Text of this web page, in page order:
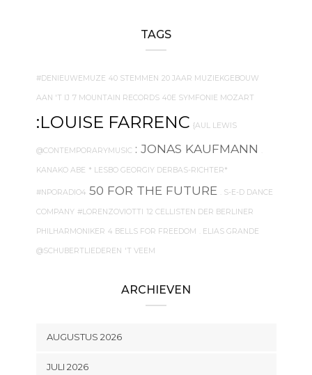
TAGS
#DENIEUWEMUZE 40 STEMMEN 20 JAAR MUZIEKGEBOUW
AAN 'T IJ 7 MOUNTAIN RECORDS 40E SYMFONIE MOZART
:LOUISE FARRENC {AUL LEWIS
@CONTEMPORARYMUSIC : JONAS KAUFMANN
KANAKO ABE * LESBO GEORGIY DERBAS-RICHTER*
#NPORADIO4 50 FOR THE FUTURE . S-E-D DANCE
COMPANY #LORENZOVIOTTI 12 CELLISTEN DER BERLINER
PHILHARMONIKER 4 BELLS FOR FREEDOM . ELIAS GRANDE
@SCHUBERTLIEDEREN 'T VEEM
ARCHIEVEN
AUGUSTUS 2026
JULI 2026